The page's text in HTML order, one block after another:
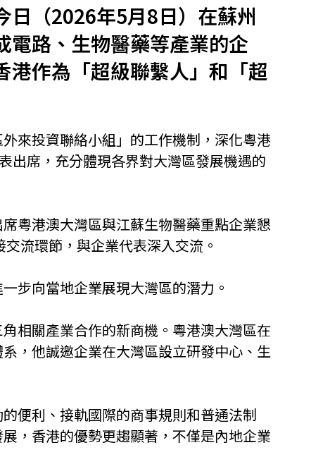
日（2026年5月8日）在蘇州
電路、生物醫藥等產業的企
作為「超級聯繫人」和「超
來投資聯絡小組」的工作機制，深化粵港
出席，充分體現各界對大灣區發展機遇的
粵港澳大灣區與江蘇生物醫藥重點企業懇
流環節，與企業代表深入交流。
步向當地企業展現大灣區的潛力。
相關產業合作的新商機。粵港澳大灣區在
，他誠邀企業在大灣區設立研發中心、生
便利、接軌國際的商事規則和普通法制
，香港的優勢更趨顯著，不僅是內地企業